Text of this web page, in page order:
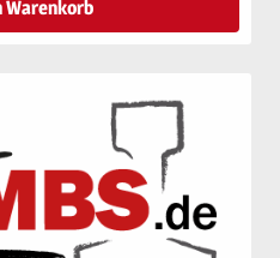
Warenkorb